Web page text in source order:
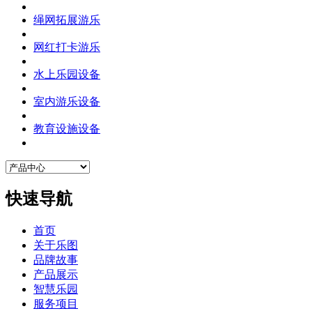
绳网拓展游乐
网红打卡游乐
水上乐园设备
室内游乐设备
教育设施设备
快速导航
首页
关于乐图
品牌故事
产品展示
智慧乐园
服务项目